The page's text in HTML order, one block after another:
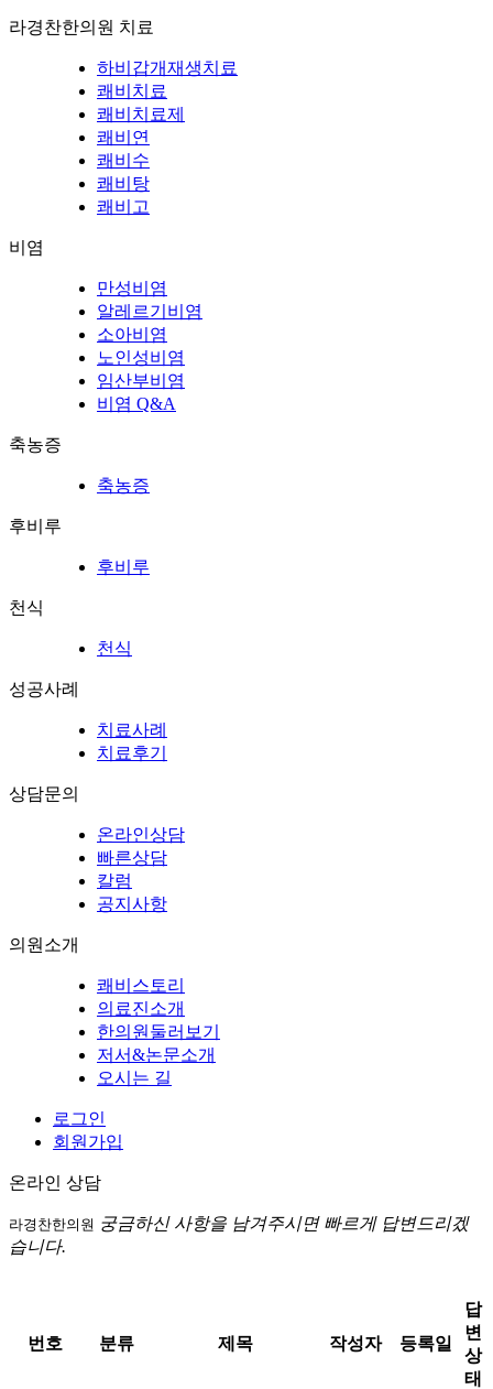
라경찬한의원 치료
하비갑개재생치료
쾌비치료
쾌비치료제
쾌비연
쾌비수
쾌비탕
쾌비고
비염
만성비염
알레르기비염
소아비염
노인성비염
임산부비염
비염 Q&A
축농증
축농증
후비루
후비루
천식
천식
성공사례
치료사례
치료후기
상담문의
온라인상담
빠른상담
칼럼
공지사항
의원소개
쾌비스토리
의료진소개
한의원둘러보기
저서&논문소개
오시는 길
로그인
회원가입
온라인 상담
라경찬한의원 궁금하신 사항을 남겨주시면 빠르게 답변드리겠
습니다.
번호 분류 제목 작성자 등록일
답
변
상
태